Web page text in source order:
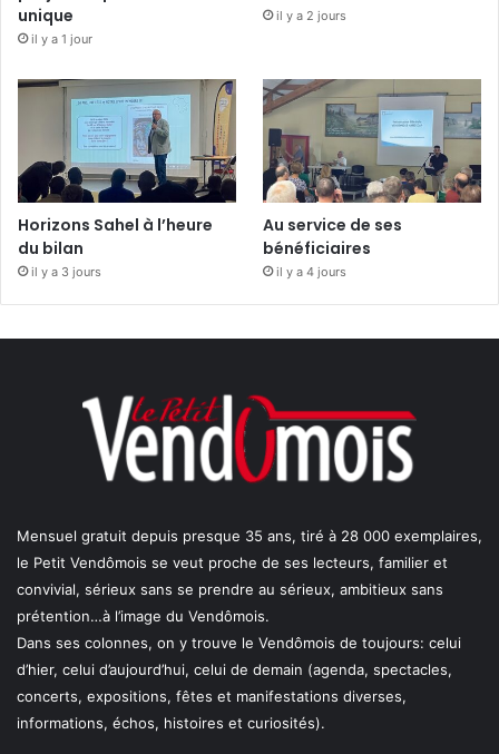
unique
il y a 1 jour
il y a 2 jours
Horizons Sahel à l’heure
du bilan
il y a 3 jours
Au service de ses
bénéficiaires
il y a 4 jours
Mensuel gratuit depuis presque 35 ans, tiré à 28 000 exemplaires,
le Petit Vendômois se veut proche de ses lecteurs, familier et
convivial, sérieux sans se prendre au sérieux, ambitieux sans
prétention…à l’image du Vendômois.
Dans ses colonnes, on y trouve le Vendômois de toujours: celui
d’hier, celui d’aujourd’hui, celui de demain (agenda, spectacles,
concerts, expositions, fêtes et manifestations diverses,
informations, échos, histoires et curiosités).